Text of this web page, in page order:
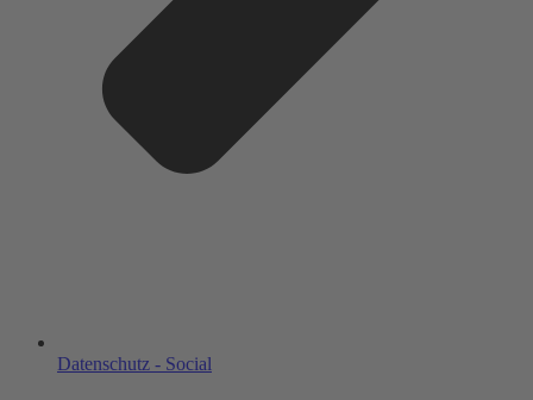
Datenschutz - Social